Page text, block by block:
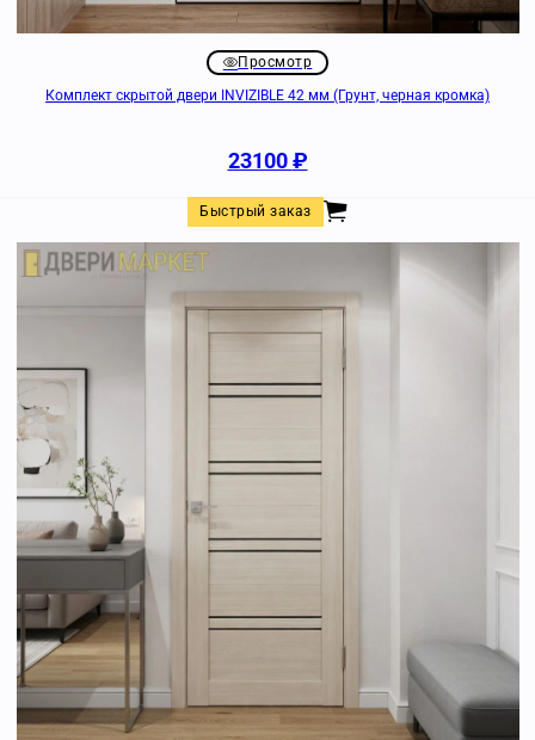
Просмотр
Комплект скрытой двери INVIZIBLE 42 мм (Грунт, черная кромка)
23100₽
Быстрый заказ